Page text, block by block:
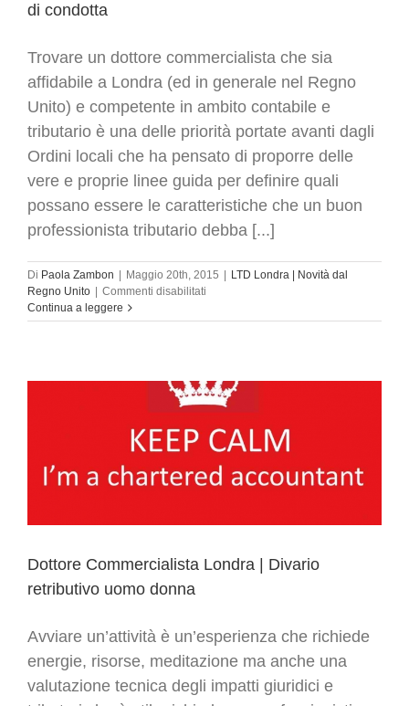
di condotta
Trovare un dottore commercialista che sia
affidabile a Londra (ed in generale nel Regno
Unito) e competente in ambito contabile e
tributario è una delle priorità portate avanti dagli
Ordini locali che ha pensato di proporre delle
vere e proprie linee guida per definire quali
possano essere le caratteristiche che un buon
professionista tributario debba [...]
Di Paola Zambon Maggio 20th, 2015
LTD Londra | Novità dal
Regno Unito
Commenti disabilitati
Commercialista
nuovi
codici
condotta
Continua a leggere
Dottore Commercialista Londra | Divario
retributivo uomo donna
Avviare un’attività è un’esperienza che richiede
energie, risorse, meditazione ma anche una
valutazione tecnica degli impatti giuridici e